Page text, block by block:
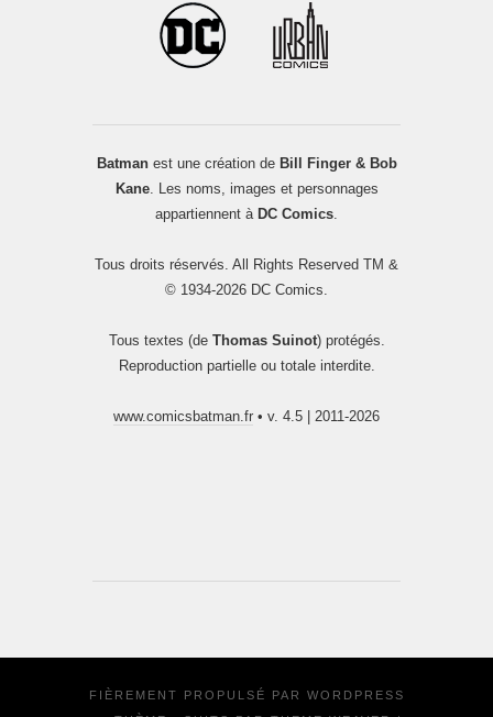
Batmanest une création de Bill Finger & Bob
Kane. Les noms, images et personnages
appartiennent à DC Comics
Tous droits réservés. All Rights Reserved TM &
© 1934-2026 DC Comics.
Tous textes (de Thomas Suinot) protégés.
Reproduction partielle ou totale interdite.
www.comicsbatman.fr • v. 4.5 | 2011-2026
FIÈREMENT PROPULSÉ PAR WORDPRESS